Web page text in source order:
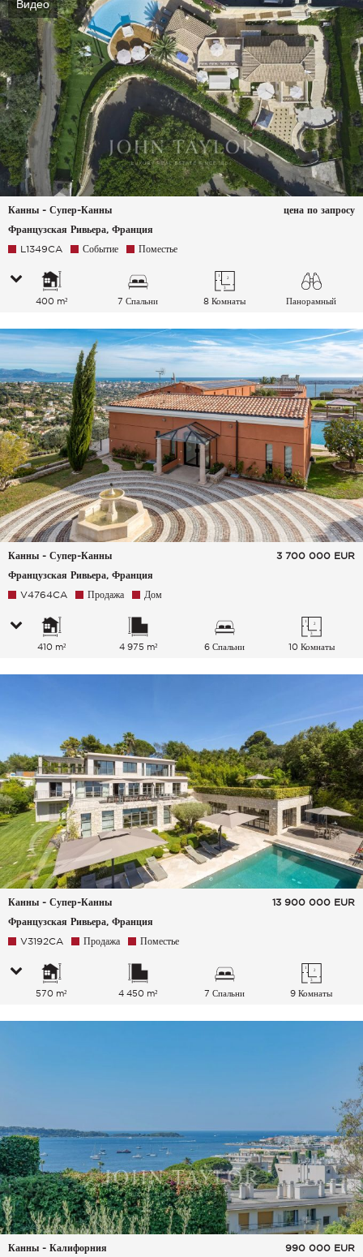
Видео
Канны - Супер-Канны
Французская Ривьера, Франция
цена по запросу
L1349CA Событие Поместье
400 m² 7 Спальни 8 Комнаты Панорамный
Канны - Супер-Канны
Французская Ривьера, Франция
3 700 000 EUR
V4764CA Продажа Дом
410 m² 4 975 m² 6 Спальни 10 Комнаты
Канны - Супер-Канны
Французская Ривьера, Франция
13 900 000 EUR
V3192CA Продажа Поместье
570 m² 4 450 m² 7 Спальни 9 Комнаты
Канны - Калифорния 990 000 EUR